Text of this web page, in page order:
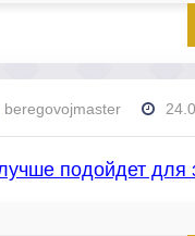
beregovojmaster
подойдет для